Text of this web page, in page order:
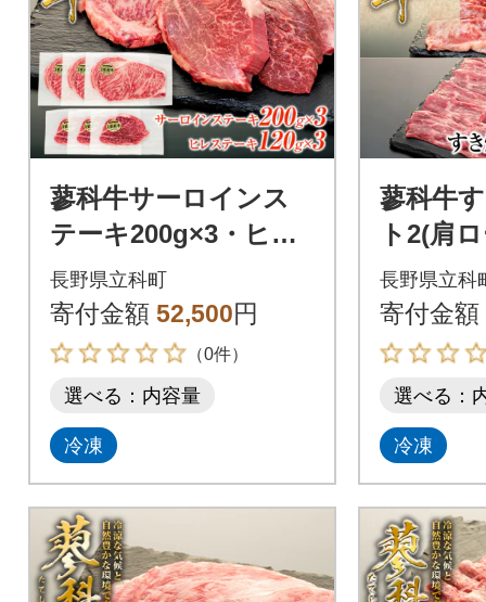
蓼科牛サーロインス
テーキ200g×3・ヒレ
ステーキ120g×3
長野県立科町
寄付金額 52,500円
（0件）
選べる：内容量
冷凍
蓼科牛
ト2(肩
ス・ウ
モモス
長野県立科
寄付金額
選べる：
冷凍